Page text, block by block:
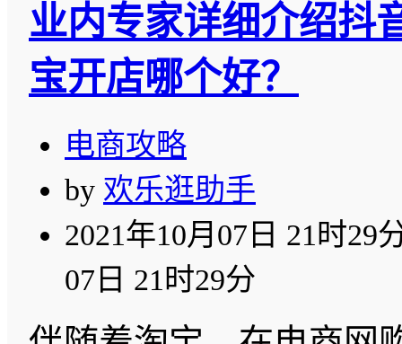
业内专家详细介绍抖
宝开店哪个好？
电商攻略
by 欢乐逛助手
2021年10月07日 21时29
07日 21时29分